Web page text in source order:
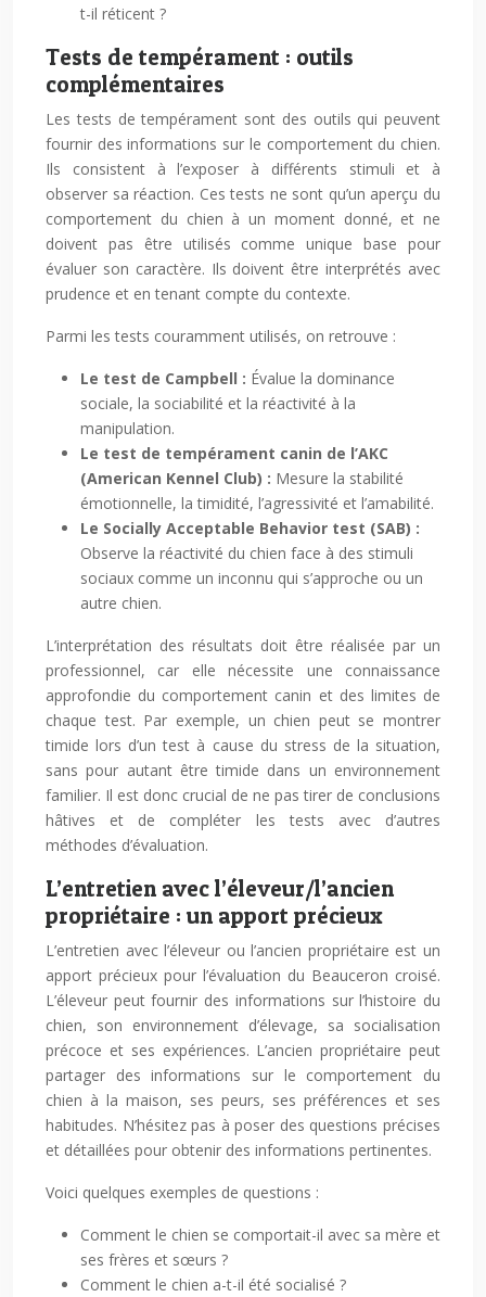
t-il réticent ?
Tests de tempérament : outils
complémentaires
Les tests de tempérament sont des outils qui peuvent
fournir des informations sur le comportement du chien.
Ils consistent à l’exposer à différents stimuli et à
observer sa réaction. Ces tests ne sont qu’un aperçu du
comportement du chien à un moment donné, et ne
doivent pas être utilisés comme unique base pour
évaluer son caractère. Ils doivent être interprétés avec
prudence et en tenant compte du contexte.
Parmi les tests couramment utilisés, on retrouve :
Le test de Campbell : Évalue la dominance
sociale, la sociabilité et la réactivité à la
manipulation.
Le test de tempérament canin de l’AKC
(American Kennel Club) : Mesure la stabilité
émotionnelle, la timidité, l’agressivité et l’amabilité.
Le Socially Acceptable Behavior test (SAB) :
Observe la réactivité du chien face à des stimuli
sociaux comme un inconnu qui s’approche ou un
autre chien.
L’interprétation des résultats doit être réalisée par un
professionnel, car elle nécessite une connaissance
approfondie du comportement canin et des limites de
chaque test. Par exemple, un chien peut se montrer
timide lors d’un test à cause du stress de la situation,
sans pour autant être timide dans un environnement
familier. Il est donc crucial de ne pas tirer de conclusions
hâtives et de compléter les tests avec d’autres
méthodes d’évaluation.
L’entretien avec l’éleveur/l’ancien
propriétaire : un apport précieux
L’entretien avec l’éleveur ou l’ancien propriétaire est un
apport précieux pour l’évaluation du Beauceron croisé.
L’éleveur peut fournir des informations sur l’histoire du
chien, son environnement d’élevage, sa socialisation
précoce et ses expériences. L’ancien propriétaire peut
partager des informations sur le comportement du
chien à la maison, ses peurs, ses préférences et ses
habitudes. N’hésitez pas à poser des questions précises
et détaillées pour obtenir des informations pertinentes.
Voici quelques exemples de questions :
Comment le chien se comportait-il avec sa mère et
ses frères et sœurs ?
Comment le chien a-t-il été socialisé ?